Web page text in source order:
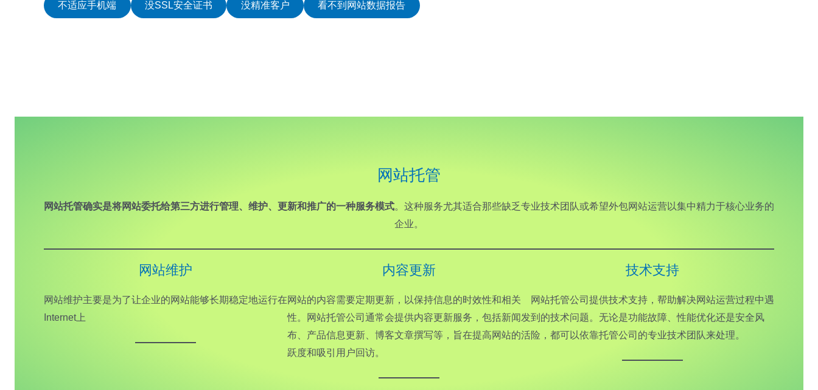
不适应手机端 没SSL安全证书 没精准客户 看不到网站数据报告
网站托管
网站托管确实是将网站委托给第三方进行管理、维护、更新和推广的一种服务模式。这种服务尤其适合那些缺乏专业技术团队或希望外包网站运营以集中精力于核心业务的
企业。
网站维护
网站维护主要是为了让企业的网站能够长期稳定地运行在
Internet上
内容更新
网站的内容需要定期更新，以保持信息的时效性和相关
性。网站托管公司通常会提供内容更新服务，包括新闻发
布、产品信息更新、博客文章撰写等，旨在提高网站的活
跃度和吸引用户回访。
技术支持
网站托管公司提供技术支持，帮助解决网站运营过程中遇
到的技术问题。无论是功能故障、性能优化还是安全风
险，都可以依靠托管公司的专业技术团队来处理。